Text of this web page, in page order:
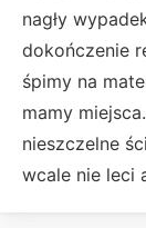
nagły
dokończenie
śpimy na
mamy
nieszczelne
wcale nie leci